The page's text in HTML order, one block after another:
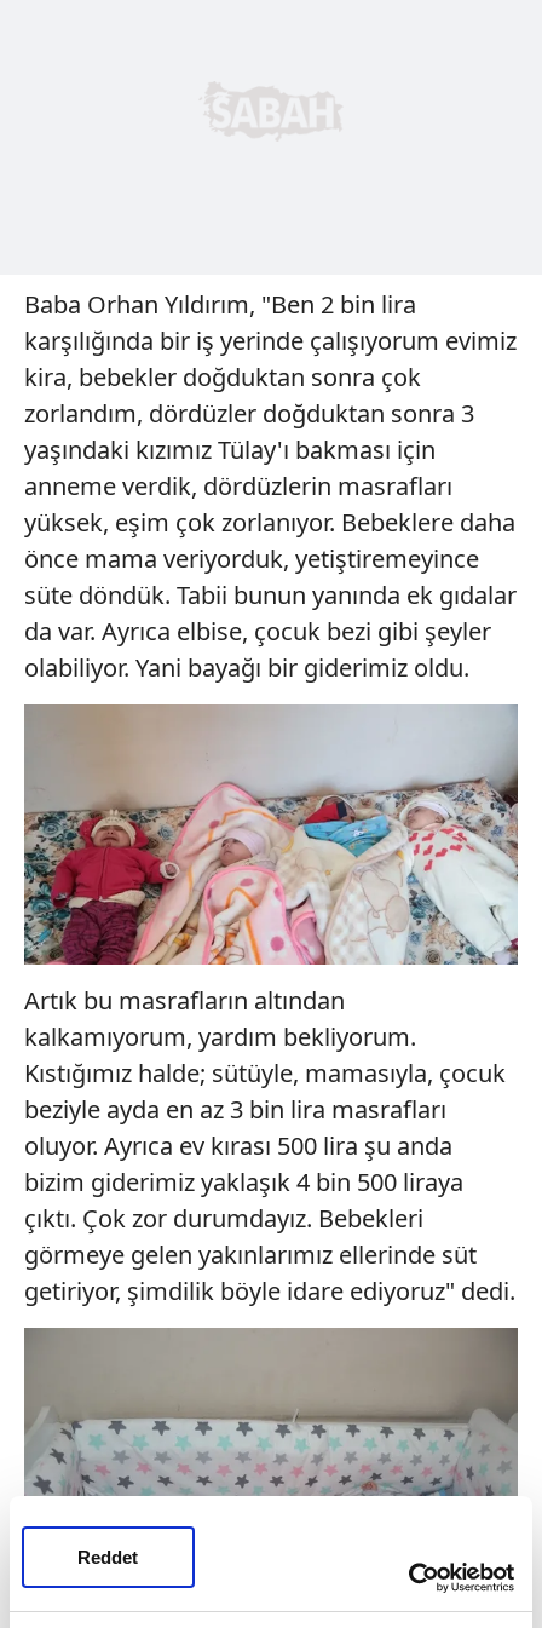
Reddet
Baba Orhan Yıldırım, "Ben 2 bin lira
karşılığında bir iş yerinde çalışıyorum evimiz
kira, bebekler doğduktan sonra çok
zorlandım, dördüzler doğduktan sonra 3
yaşındaki kızımız Tülay'ı bakması için
anneme verdik, dördüzlerin masrafları
yüksek, eşim çok zorlanıyor. Bebeklere daha
önce mama veriyorduk, yetiştiremeyince
süte döndük. Tabii bunun yanında ek gıdalar
da var. Ayrıca elbise, çocuk bezi gibi şeyler
olabiliyor. Yani bayağı bir giderimiz oldu.
Artık bu masrafların altından
kalkamıyorum, yardım bekliyorum.
Kıstığımız halde; sütüyle, mamasıyla, çocuk
beziyle ayda en az 3 bin lira masrafları
oluyor. Ayrıca ev kırası 500 lira şu anda
bizim giderimiz yaklaşık 4 bin 500 liraya
çıktı. Çok zor durumdayız. Bebekleri
görmeye gelen yakınlarımız ellerinde süt
getiriyor, şimdilik böyle idare ediyoruz" dedi.